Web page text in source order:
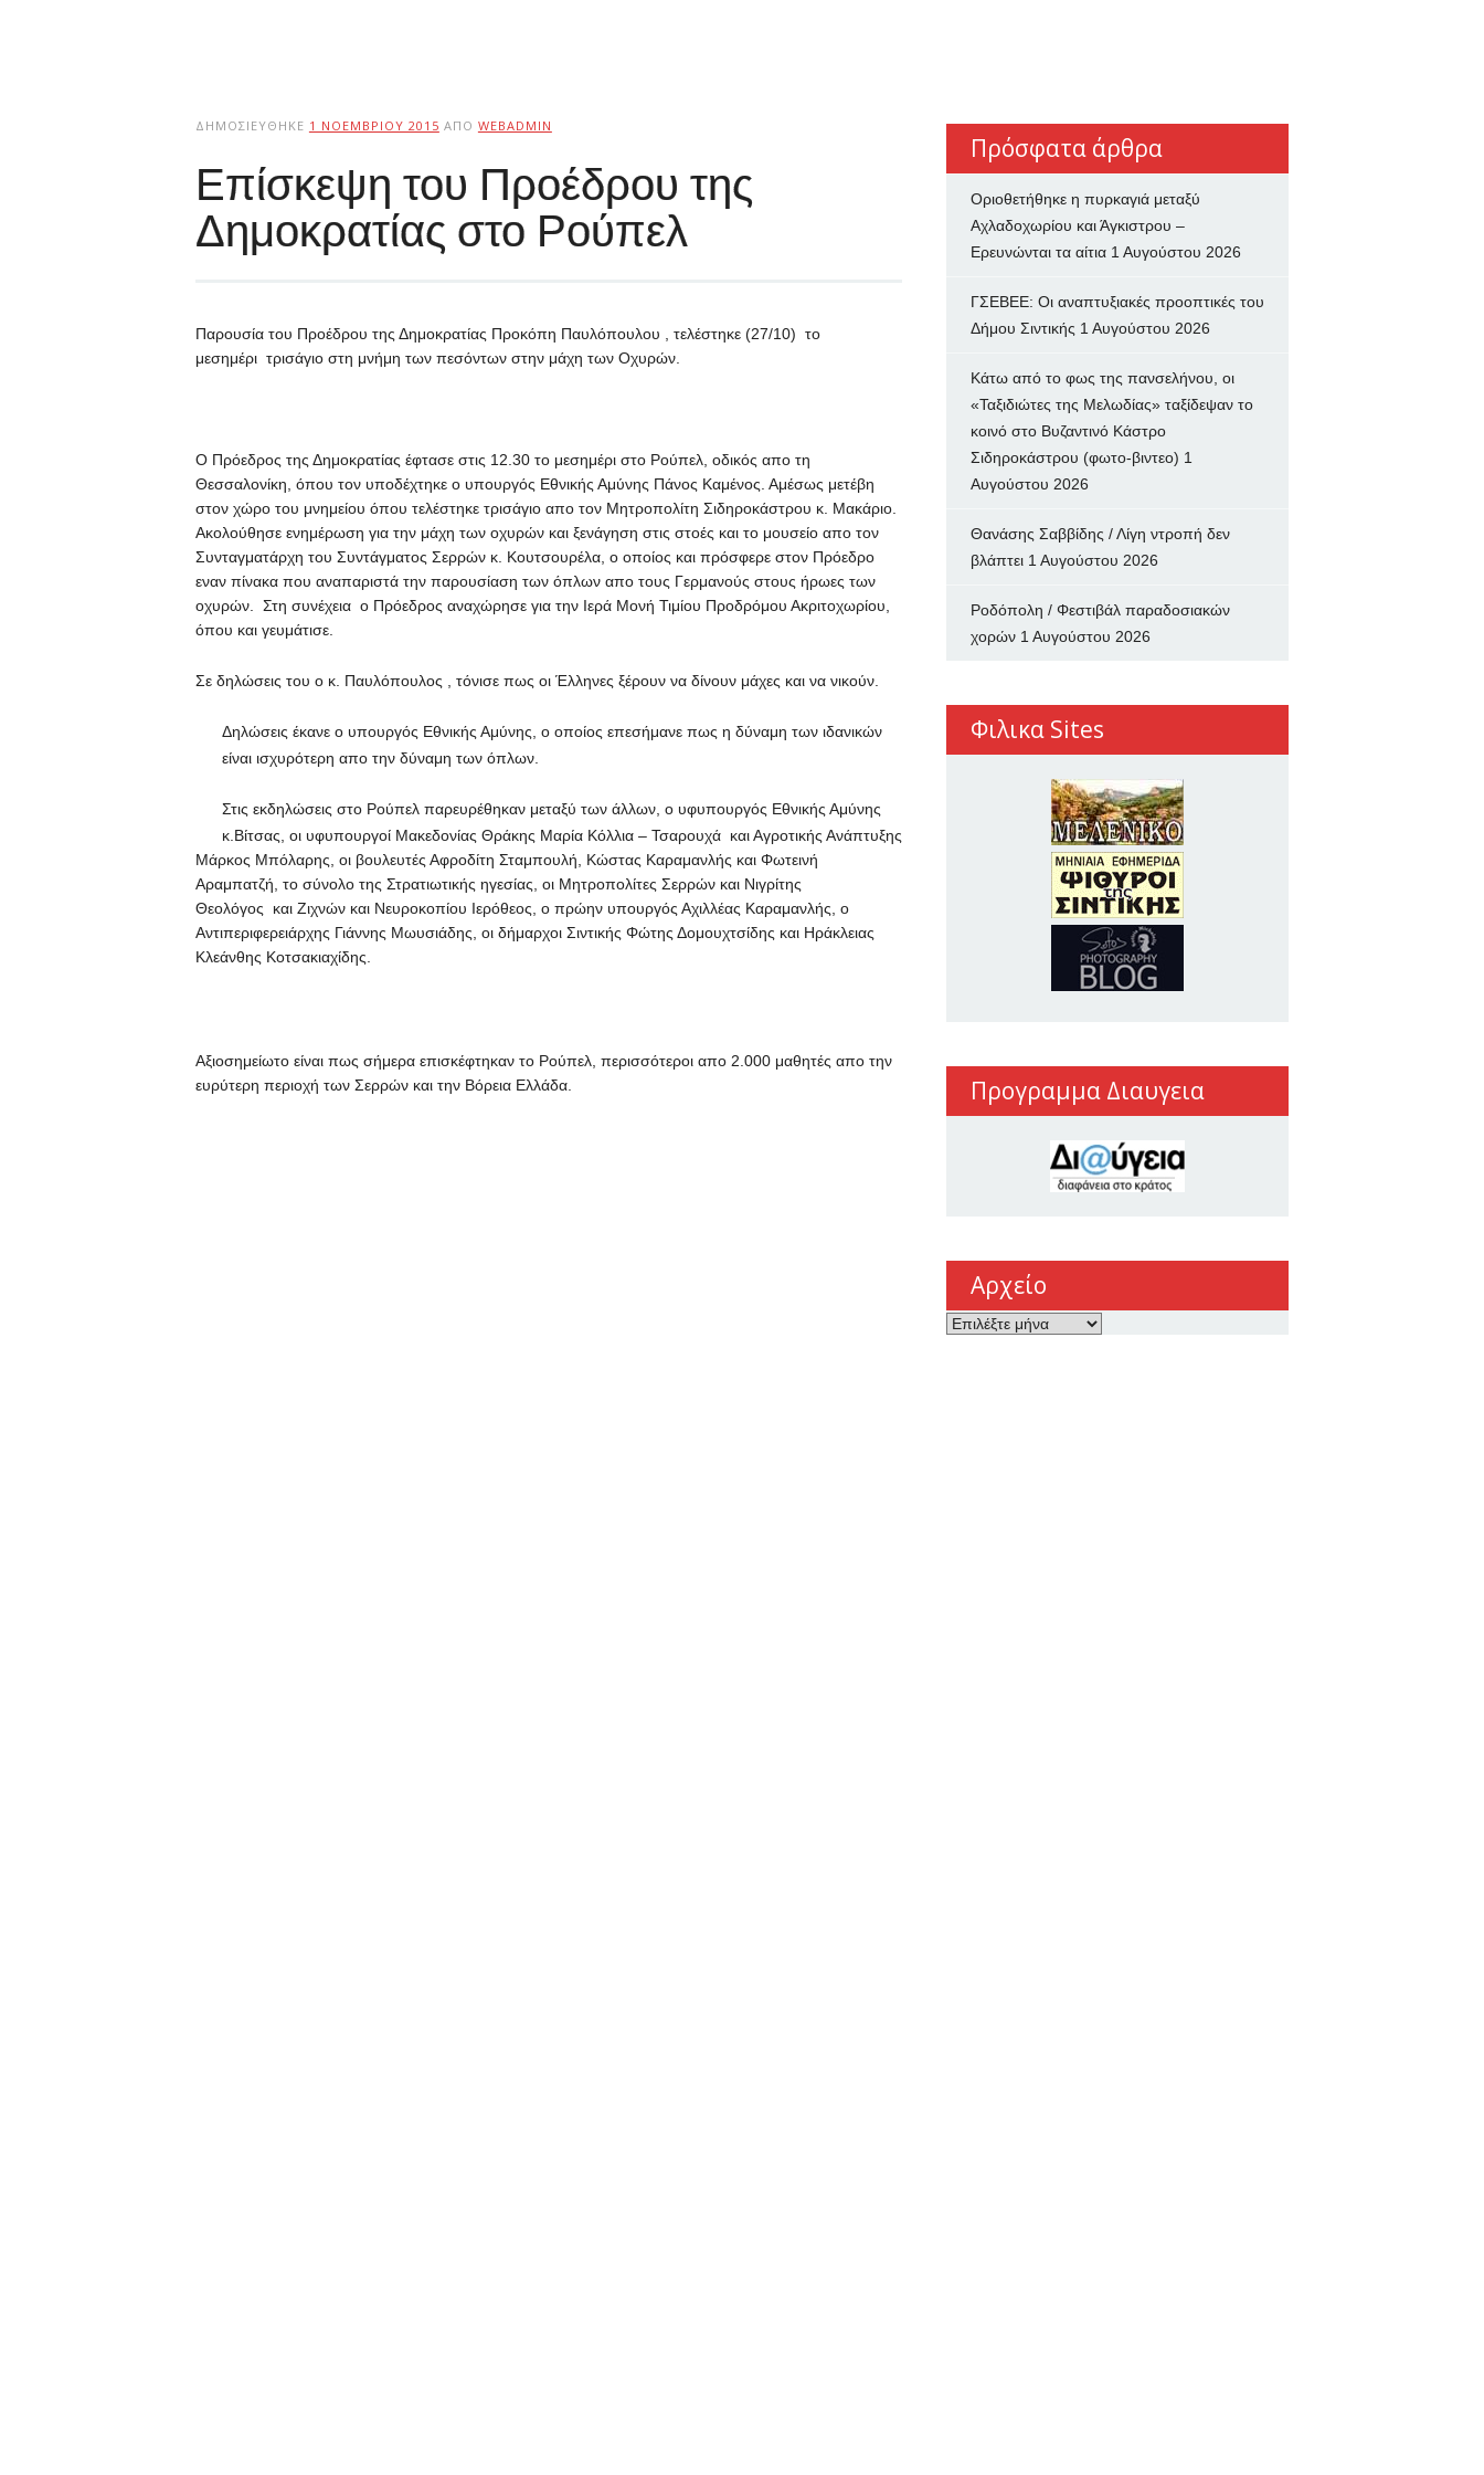
ΔΗΜΟΣΙΕΎΘΗΚΕ 1 ΝΟΕΜΒΡΊΟΥ 2015 ΑΠΌ WEBADMIN
Επίσκεψη του Προέδρου της
Δημοκρατίας στο Ρούπελ
Παρουσία του Προέδρου της Δημοκρατίας Προκόπη Παυλόπουλου , τελέστηκε (27/10) το
μεσημέρι τρισάγιο στη μνήμη των πεσόντων στην μάχη των Οχυρών.
Ο Πρόεδρος της Δημοκρατίας έφτασε στις 12.30 το μεσημέρι στο Ρούπελ, οδικός απο τη
Θεσσαλονίκη, όπου τον υποδέχτηκε ο υπουργός Εθνικής Αμύνης Πάνος Καμένος. Αμέσως μετέβη
στον χώρο του μνημείου όπου τελέστηκε τρισάγιο απο τον Μητροπολίτη Σιδηροκάστρου κ. Μακάριο.
Ακολούθησε ενημέρωση για την μάχη των οχυρών και ξενάγηση στις στοές και το μουσείο απο τον
Συνταγματάρχη του Συντάγματος Σερρών κ. Κουτσουρέλα, ο οποίος και πρόσφερε στον Πρόεδρο
εναν πίνακα που αναπαριστά την παρουσίαση των όπλων απο τους Γερμανούς στους ήρωες των
οχυρών. Στη συνέχεια ο Πρόεδρος αναχώρησε για την Ιερά Μονή Τιμίου Προδρόμου Ακριτοχωρίου,
όπου και γευμάτισε.
Σε δηλώσεις του ο κ. Παυλόπουλος , τόνισε πως οι Έλληνες ξέρουν να δίνουν μάχες και να νικούν.
Δηλώσεις έκανε ο υπουργός Εθνικής Αμύνης, ο οποίος επεσήμανε πως η δύναμη των ιδανικών
είναι ισχυρότερη απο την δύναμη των όπλων.
Στις εκδηλώσεις στο Ρούπελ παρευρέθηκαν μεταξύ των άλλων, ο υφυπουργός Εθνικής Αμύνης
κ.Βίτσας, οι υφυπουργοί Μακεδονίας Θράκης Μαρία Κόλλια – Τσαρουχά και Αγροτικής Ανάπτυξης
Μάρκος Μπόλαρης, οι βουλευτές Αφροδίτη Σταμπουλή, Κώστας Καραμανλής και Φωτεινή
Αραμπατζή, το σύνολο της Στρατιωτικής ηγεσίας, οι Μητροπολίτες Σερρών και Νιγρίτης
Θεολόγος και Ζιχνών και Νευροκοπίου Ιερόθεος, ο πρώην υπουργός Αχιλλέας Καραμανλής, ο
Αντιπεριφερειάρχης Γιάννης Μωυσιάδης, οι δήμαρχοι Σιντικής Φώτης Δομουχτσίδης και Ηράκλειας
Κλεάνθης Κοτσακιαχίδης.
Αξιοσημείωτο είναι πως σήμερα επισκέφτηκαν το Ρούπελ, περισσότεροι απο 2.000 μαθητές απο την
ευρύτερη περιοχή των Σερρών και την Βόρεια Ελλάδα.
Πρόσφατα άρθρα
Οριοθετήθηκε η πυρκαγιά μεταξύ
Αχλαδοχωρίου και Άγκιστρου –
Ερευνώνται τα αίτια 1 Αυγούστου 2026
ΓΣΕΒΕΕ: Οι αναπτυξιακές προοπτικές του
Δήμου Σιντικής 1 Αυγούστου 2026
Κάτω από το φως της πανσελήνου, οι
«Ταξιδιώτες της Μελωδίας» ταξίδεψαν το
κοινό στο Βυζαντινό Κάστρο
Σιδηροκάστρου (φωτο-βιντεο) 1
Αυγούστου 2026
Θανάσης Σαββίδης / Λίγη ντροπή δεν
βλάπτει 1 Αυγούστου 2026
Ροδόπολη / Φεστιβάλ παραδοσιακών
χορών 1 Αυγούστου 2026
Φιλικα Sites
Προγραμμα Διαυγεια
Αρχείο
Αρχείο